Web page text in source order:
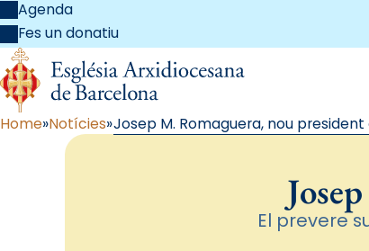
Agenda
Fes un donatiu
Home Notícies Josep M. Romaguera, nou president
El prevere